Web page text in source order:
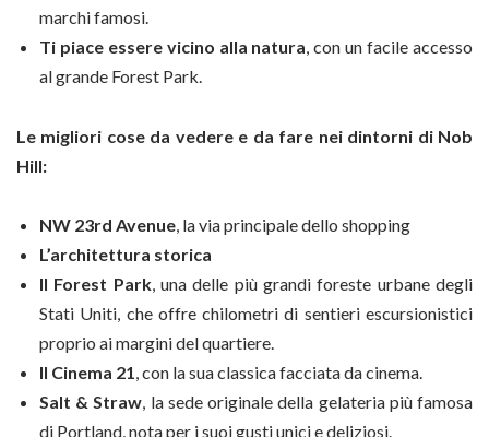
marchi famosi.
Ti piace essere vicino alla natura, con un facile accesso
al grande Forest Park.
Le migliori cose da vedere e da fare nei dintorni di Nob
Hill:
NW 23rd Avenue, la via principale dello shopping
L’architettura storica
Il Forest Park, una delle più grandi foreste urbane degli
Stati Uniti, che offre chilometri di sentieri escursionistici
proprio ai margini del quartiere.
Il Cinema 21, con la sua classica facciata da cinema.
Salt & Straw, la sede originale della gelateria più famosa
di Portland, nota per i suoi gusti unici e deliziosi.